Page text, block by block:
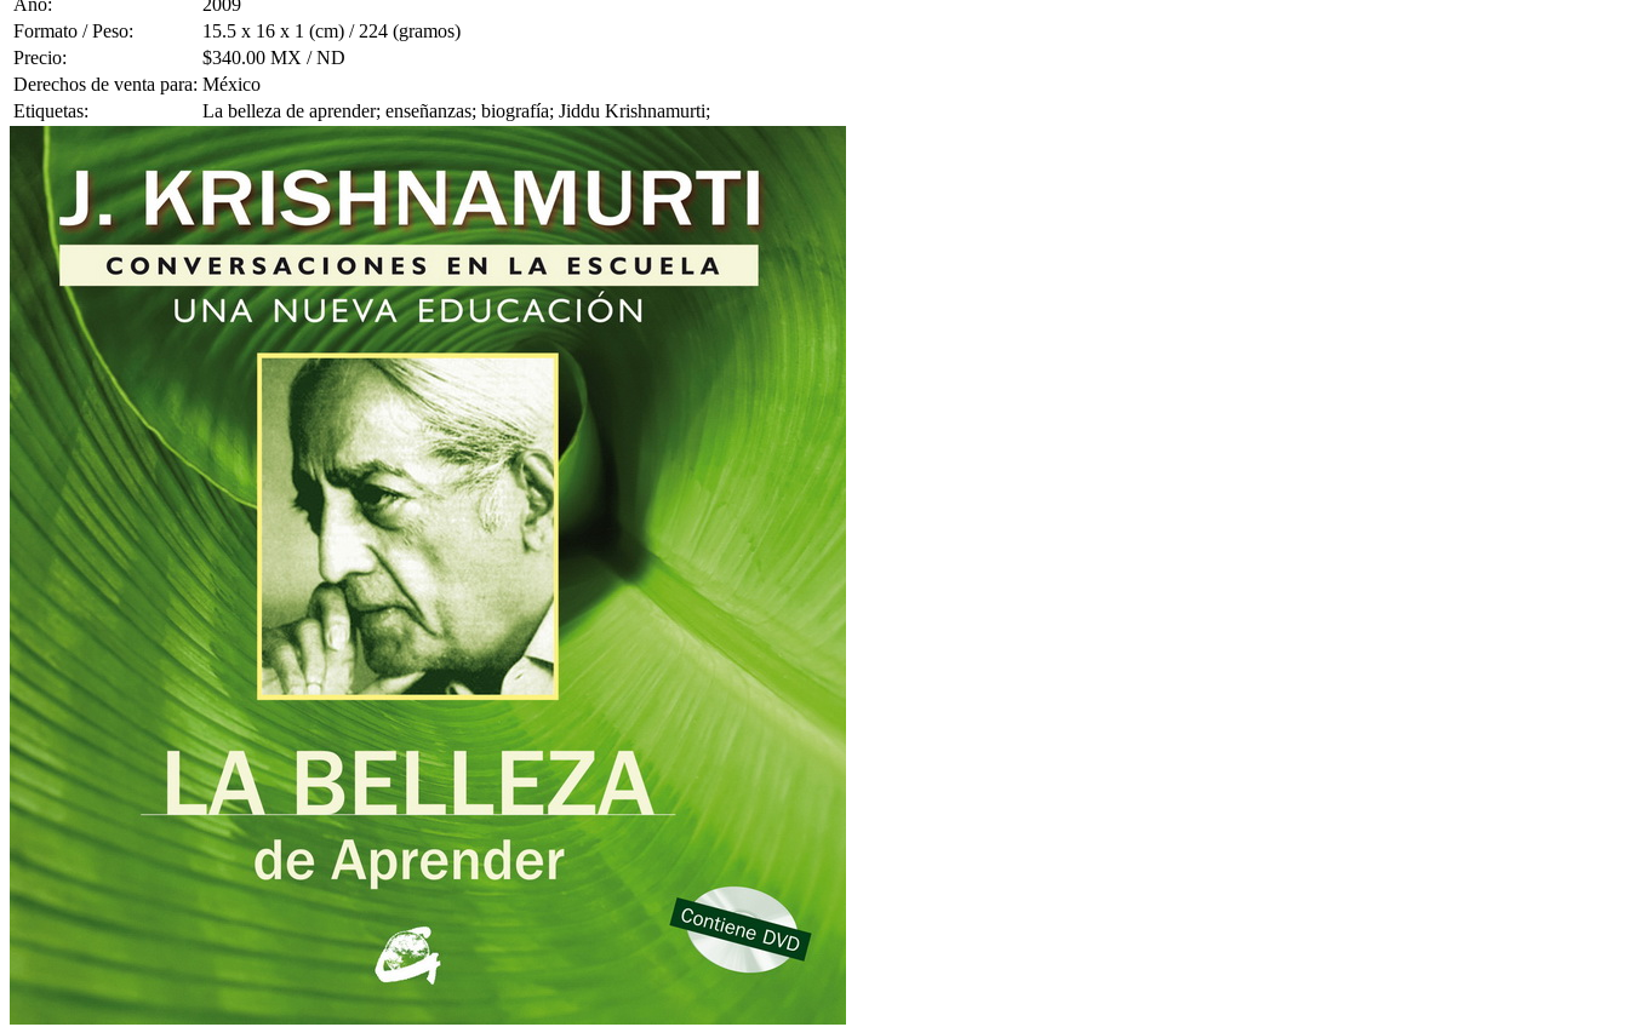
Año:
2009
Formato / Peso:
15.5 x 16 x 1 (cm) / 224 (gramos)
Precio:
$340.00 MX / ND
Derechos de venta para: México
Etiquetas:
La belleza de aprender; enseñanzas; biografía; Jiddu Krishnamurti;